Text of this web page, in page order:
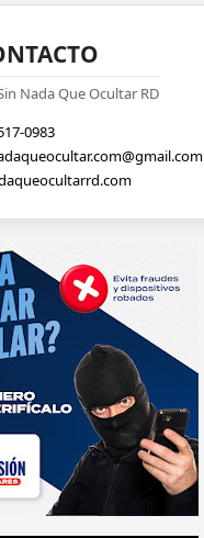
Nada Que Ocultar RD
0983